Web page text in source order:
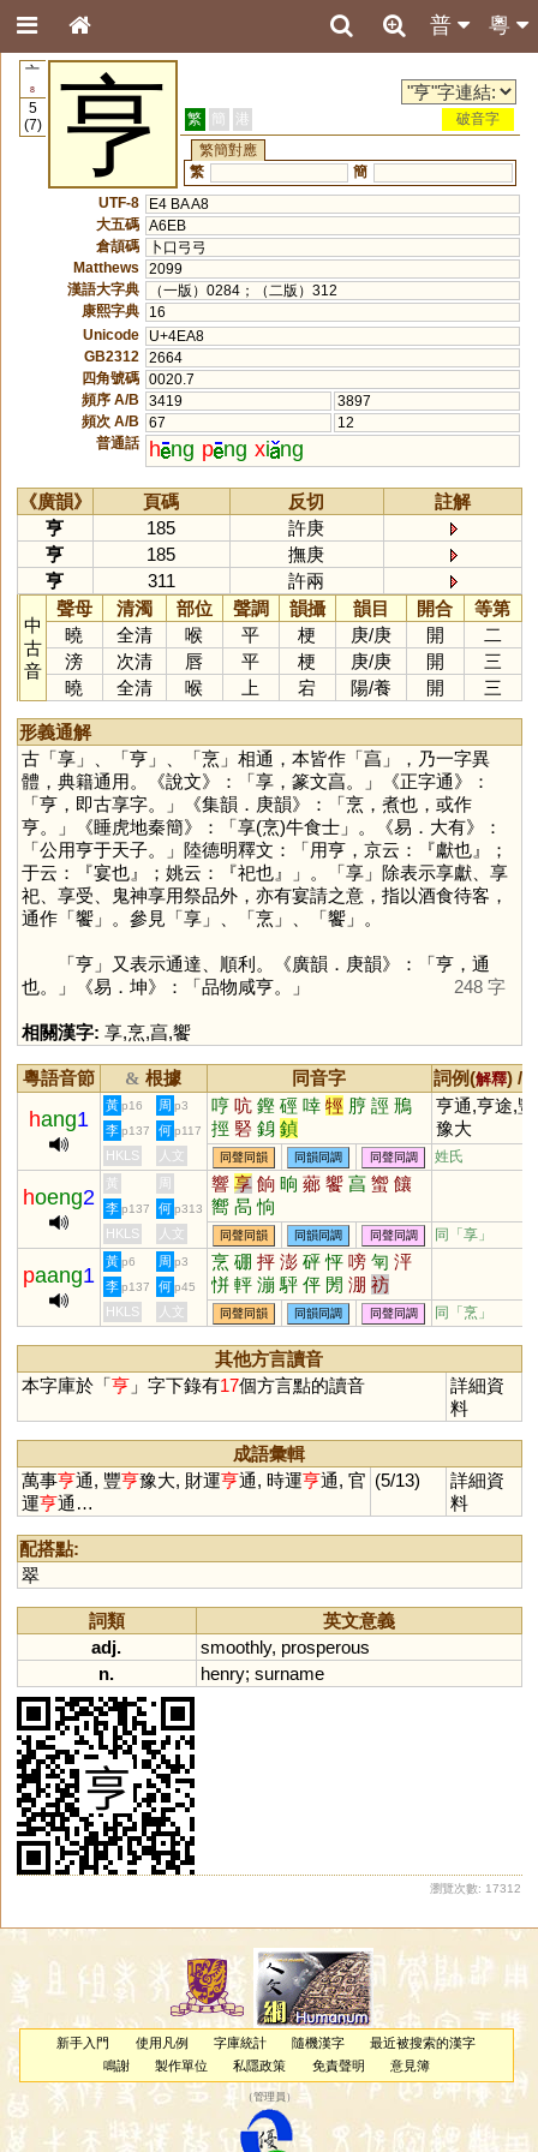
粵
普
亠
8
5
(7)
亨 繁 簡 港
破音字
繁簡對應
繁
簡
UTF-8
E4 BA A8
大五碼 A6EB
倉頡碼
卜口弓弓
Matthews
2099
漢語大字典
（一版）0284；（二版）312
康熙字典
16
Unicode
U+4EA8
GB2312
2664
四角號碼 0020.7
頻序 A/B
3419
3897
頻次 A/B
67
12
普通話
h ng p ng xi ng
《廣韻》 頁碼 反切
註解
亨
185
許庚
亨
185
撫庚
亨
311 許兩
中
古
音
聲母 清濁 部位 聲調 韻攝 韻目 開合
等第
曉
全清 喉 平 梗 庚/庚 開
二
滂
次清 唇 平 梗 庚/庚 開
三
曉
全清 喉 上 宕 陽/養 開 三
形義通解
古「 享」、「 亨」、「 烹」相通，本皆作「 亯」，乃一字異
體，典籍通用。《說文》：「享，篆文亯。」《正字通》：
「亨，即古享字。」《集韻．庚韻》：「烹，煮也，或作
亨。」《睡虎地秦簡》：「享(烹)牛食士」。《易．大有》：
「公用亨于天子。」陸德明釋文：「用亨，京云：『獻也』；
于云：『宴也』；姚云：『祀也』」。「 享」除表示享獻、享
祀、享受、鬼神享用祭品外，亦有宴請之意，指以酒食待客，
通作「 饗」。參見「 享」、「 烹」、「 饗」。
「 亨」又表示通達、順利。《廣韻．庚韻》：「亨，通
也。」《易．坤》：「品物咸亨。」
248 字
相關漢字: 享,烹,亯,饗
粵語音節 & 根據 同音字 詞例(解釋) /
hang1
黃 p16 周 p3 哼 吭 鏗 硜 啈 牼 脝 誙 鳽
挳 硻 銵 鍞
亨通,亨途,
豫大
李 p137 何 p117
HKLS 人文 同聲同韻 同韻同調 同聲同調 姓氏
hoeng2
黃 周 響 享 餉 晌 薌 饗 亯 蠁 饟
嚮 晑 恦
李 p137 何 p313
HKLS 人文 同聲同韻 同韻同調 同聲同調 同「享 」
paang1
黃 p6 周 p3 烹 硼 抨 澎 砰 怦 嗙 匉 泙
恲 軯 漰 駍 伻 閍 淜 祊
李 p137 何 p45
HKLS 人文 同聲同韻 同韻同調 同聲同調 同「烹 」
其他方言讀音
本字庫於「亨」字下錄有17個方言點的讀音
詳細資
料
成語彙輯
萬事亨通, 豐亨豫大, 財運亨通, 時運亨通, 官
運亨通…
(5/13)
詳細資
料
配搭點:
翠
詞類
英文意義
adj.
smoothly, prosperous
n.
henry; surname
瀏覽次數: 17312
新手入門 使用凡例 字庫統計 隨機漢字
最近被搜索的漢字
鳴謝
製作單位 私隱政策 免責聲明 意見簿
（管理員 ）